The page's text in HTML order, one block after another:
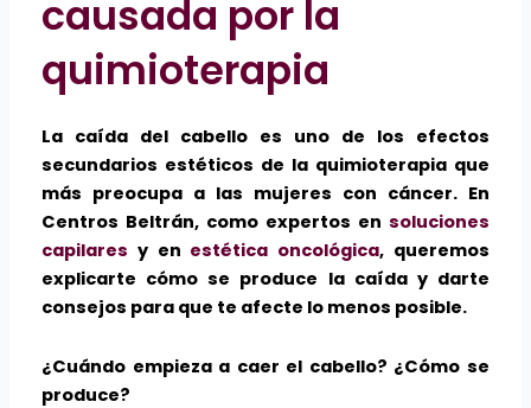
causada por la
quimioterapia
La caída del cabello es uno de los efectos
secundarios estéticos de la quimioterapia que
más preocupa a las mujeres con cáncer. En
Centros Beltrán, como expertos en soluciones
capilares y en estética oncológica, queremos
explicarte cómo se produce la caída y darte
consejos para que te afecte lo menos posible.
¿Cuándo empieza a caer el cabello? ¿Cómo se
produce?